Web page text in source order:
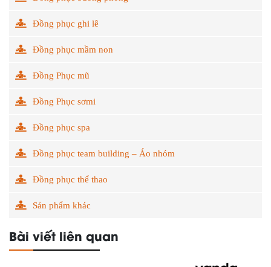
Đồng phục ghi lê
Đồng phục mầm non
Đồng Phục mũ
Đồng Phục sơmi
Đồng phục spa
Đồng phục team building – Áo nhóm
Đồng phục thể thao
Sản phẩm khác
Bài viết liên quan